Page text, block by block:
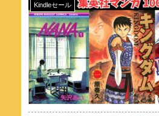
Kindleセール